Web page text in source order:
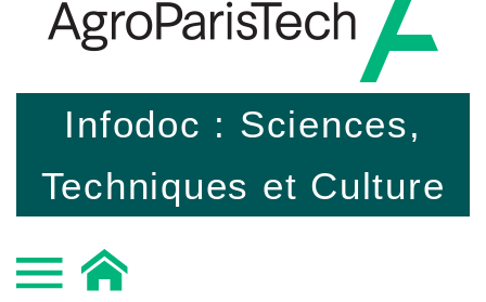
Infodoc : Sciences,
Techniques et Culture